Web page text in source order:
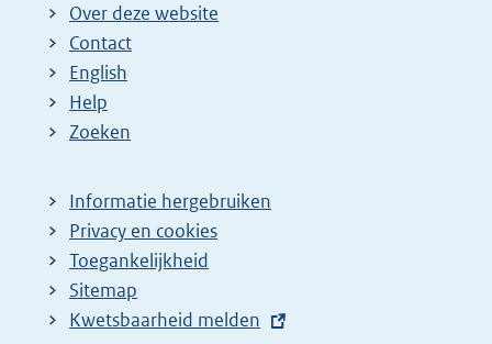
Over deze website
Contact
English
Help
Zoeken
Informatie hergebruiken
Privacy en cookies
Toegankelijkheid
Sitemap
E
Kwetsbaarheid melden